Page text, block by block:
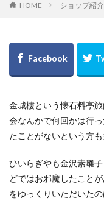
HOME ショップ紹介
金城樓という懐石料亭
会なんかで何回かは行
たことがないという方
ひいらぎやも金沢素囃
どではお邪魔したこと
をゆっくりいただいた